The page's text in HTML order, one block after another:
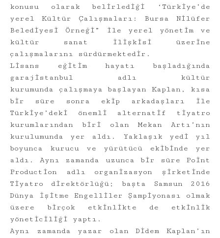
konusu olarak belirlediği ‘Türkiye’de
yerel Kültür Çalışmaları: Bursa Nilüfer
Belediyesi Örneği” ile yerel yönetim ve
kültür sanat ilişkisi üzerine
çalışmalarını sürdürmektedir.
Lisans eğitim hayatı başladığında
garajistanbul adlı kültür
kurumunda çalışmaya başlayan Kaplan, kısa
bir süre sonra ekip arkadaşları ile
Türkiye’deki önemli alternatif tiyatro
kurumlarından biri olan Mekan Artı’nın
kurulumunda yer aldı. Yaklaşık yedi yıl
boyunca kurucu ve yürütücü ekibinde yer
aldı. Aynı zamanda uzunca bir süre Point
Production adlı organizasyon şirketinde
Tiyatro direktörlüğü; başta Samsun 2016
Dünya İşitme Engelliler Şampiyonası olmak
üzere birçok etkinlikte de etkinlik
yöneticiliği yaptı.
Aynı zamanda yazar olan Didem Kaplan’ın